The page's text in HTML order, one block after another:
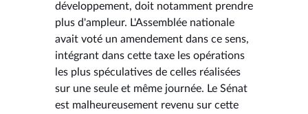
développement, doit notamment prendre
plus d'ampleur. L'Assemblée nationale
avait voté un amendement dans ce sens,
intégrant dans cette taxe les opérations
les plus spéculatives de celles réalisées
sur une seule et même journée. Le Sénat
est malheureusement revenu sur cette